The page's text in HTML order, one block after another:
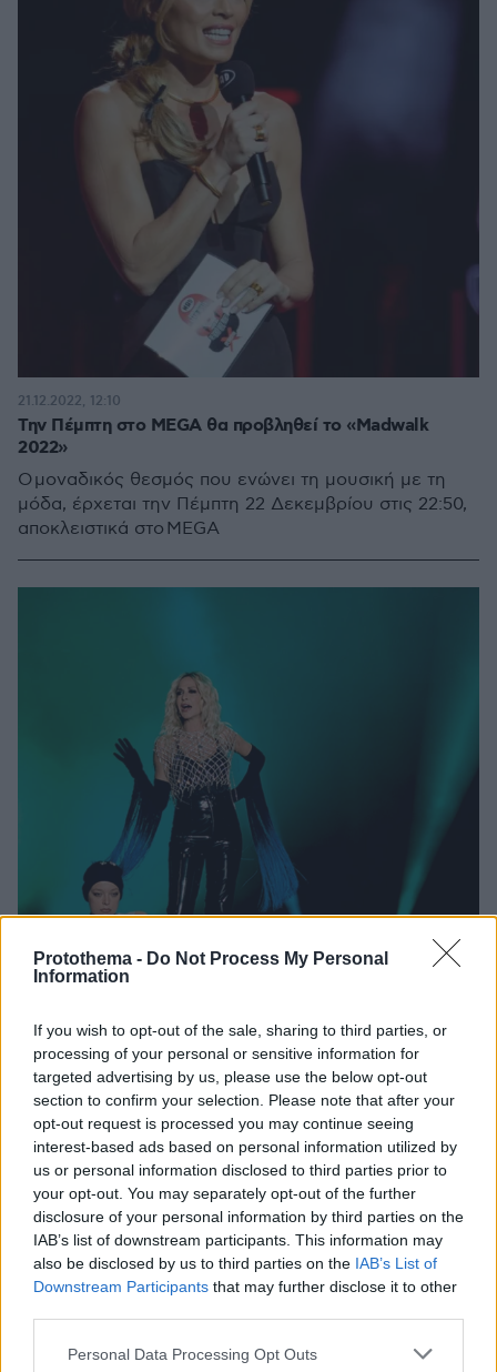
Protothema - Do Not Process My Personal
Information
If you wish to opt-out of the sale, sharing to third parties, or
processing of your personal or sensitive information for
targeted advertising by us, please use the below opt-out
section to confirm your selection. Please note that after your
opt-out request is processed you may continue seeing
interest-based ads based on personal information utilized by
us or personal information disclosed to third parties prior to
your opt-out. You may separately opt-out of the further
disclosure of your personal information by third parties on the
IAB’s list of downstream participants. This information may
also be disclosed by us to third parties on the IAB’s List of
Downstream Participants that may further disclose it to other
Please note that this website/app uses one or more Google
Personal Data Processing Opt Outs
Την Πέμπτη στο MEGA θα προβληθεί το «Madwalk
2022»
O μοναδικός θεσμός που ενώνει τη μουσική με τη
μόδα, έρχεται την Πέμπτη 22 Δεκεμβρίου στις 22:50,
αποκλειστικά στο MEGA
21.12.2022, 12:10
MadWalk 2022 by Serkova: Μόδα, μουσική και
χρυσόσκονη
Αυτό το event τα είχε όλα. Και ανατρεπτικά fashion
shows από καταξιωμένους Ελληνες σχεδιαστές και
συναρπαστικά live από δημοφιλείς καλλιτέχνες
21.12.2022, 06:35